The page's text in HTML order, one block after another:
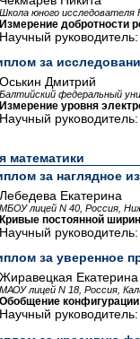
Школа юного
Измерение добротности
Научный
за
Оськин Дмитрий
Балтийский федеральный
Измерение уровня
Научный
математики
за наглядное
Лебедева Екатерина
МБОУ лицей N 40, Россия,
Кривые постоянной
Научный
за уверенное
Жиравецкая Екатерина
МАОУ лицей N 18, Россия,
Обобщение
Научный